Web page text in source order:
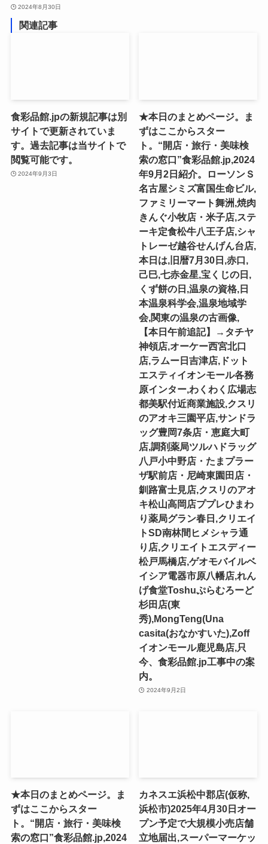
2024年8月30日
関連記事
食彩品館.jpの新規記事は別
サイトで更新されていま
す。過去記事は当サイトで
閲覧可能です。
2024年9月3日
★本日のまとめページ。ま
ずはここからスター
ト。“開店・旅行・美味検
索の窓口”食彩品館.jp,2024
年9月2日紹介。ローソンＳ
名古屋シミズ富国生命ビル,
ファミリーマート舞洲,焼肉
きんぐ小牧店・米子店,ステ
ーキ定食松牛八王子店,シャ
トレーゼ越谷せんげん台店,
本日は,旧暦7月30日,赤口,
己巳,七赤金星,宝くじの日,
くず餅の日,温泉の資格,日
本温泉科学会,温泉地域学
会,関東の温泉の古画像,
【本日午前追記】→タチヤ
神領店,オーケー西宮北口
店,ラムー日吉津店,ドット
エスティイオンモール各務
原インター,わくわく広場志
都美駅付近商業施設,クスリ
のアオキ三園平店,サンドラ
ッグ豊岡7条店・恵庭大町
店,調剤薬局ツルハドラッグ
八戸小中野店・たまプラー
ザ駅前店・尼崎東園田店・
釧路富士見店,クスリのアオ
キ松山高岡店ププレひまわ
り薬局グラン春日,クリエイ
トSD南林間ヒメシャラ通
り店,クリエイトエスディー
松戸馬橋店,ゲオモバイルベ
イシア電器市原八幡店,れん
げ食堂Toshuぷらむろーど
杉田店(東
秀),MongTeng(Una
casita(おなかすいた),Zoff
イオンモール鹿児島店,只
今、食彩品館.jp工事中の案
内。
2024年9月2日
★本日のまとめページ。ま
ずはここからスター
ト。“開店・旅行・美味検
索の窓口”食彩品館.jp,2024
カネスエ浜松中郡店(仮称,
浜松市)2025年4月30日オー
プン予定で大規模小売店舗
立地届出,スーパーマーケッ